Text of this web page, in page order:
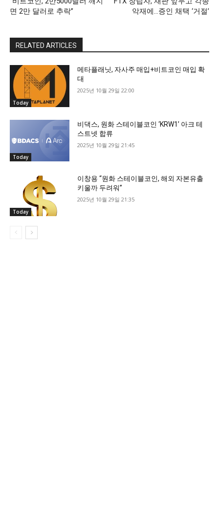
면 2만 달러로 추락”
악재에…증인 채택 ‘거절’
RELATED ARTICLES
Today
메타플래닛, 자사주 매입+비트코인 매입 확
대
2025년 10월 29일 22:00
Today
비댁스, 원화 스테이블코인 ‘KRW1’ 아크 테
스트넷 합류
2025년 10월 29일 21:45
Today
이창용 “원화 스테이블코인, 해외 자본유출
키울까 두려워”
2025년 10월 29일 21:35